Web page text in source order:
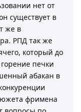
нет от
существует в
же в
РПД так же
который до
печки
абакан в
фримена